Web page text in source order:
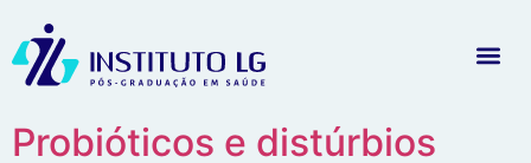
Probióticos e distúrbios